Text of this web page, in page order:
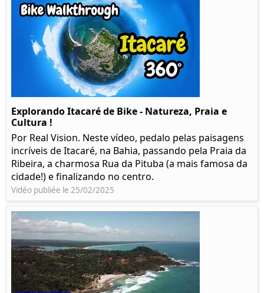
Explorando Itacaré de Bike - Natureza, Praia e
Cultura !
Por Real Vision. Neste vídeo, pedalo pelas paisagens
incríveis de Itacaré, na Bahia, passando pela Praia da
Ribeira, a charmosa Rua da Pituba (a mais famosa da
cidade!) e finalizando no centro.
Vidéo publiée le 25/02/2025